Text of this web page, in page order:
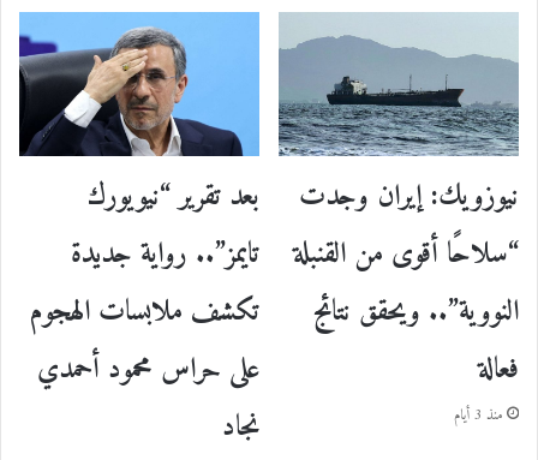
نيوزويك: إيران وجدت
“سلاحًا أقوى من القنبلة
النووية”.. ويحقق نتائج
فعالة
منذ 3 أيام
بعد تقرير “نيويورك
تايمز”.. رواية جديدة
تكشف ملابسات الهجوم
على حراس محمود أحمدي
نجاد